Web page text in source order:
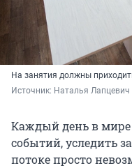
На занятия должны
Источник: Наталья Лапцевич
Каждый день в мире
событий, уследить
потоке просто